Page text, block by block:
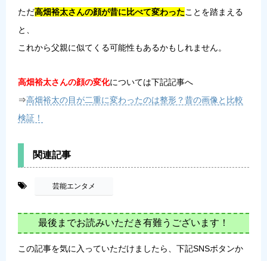
ただ高畑裕太さんの顔が昔に比べて変わったことを踏まえる
と、
これから父親に似てくる可能性もあるかもしれません。
高畑裕太さんの顔の変化については下記記事へ
⇒高畑裕太の目が二重に変わったのは整形？昔の画像と比較
検証！
関連記事
芸能エンタメ
最後までお読みいただき有難うございます！
この記事を気に入っていただけましたら、下記SNSボタンか